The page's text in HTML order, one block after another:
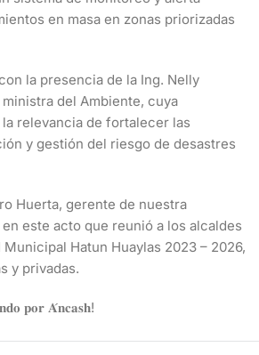
en masa en zonas priorizadas
la presencia de la Ing. Nelly
del Ambiente, cuya
relevancia de fortalecer las
y gestión del riesgo de desastres
Huerta, gerente de nuestra
este acto que reunió a los alcaldes
Hatun Huaylas 2023 – 2026,
y privadas.
𝐩𝐨𝐫 𝐀́𝐧𝐜𝐚𝐬𝐡!